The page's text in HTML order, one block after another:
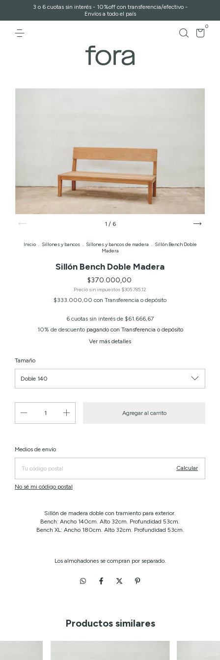
3 o 6 cuotas sin interés - 10%off con transferencia/efectivo -
Envíos a todo el país
0
1 / 6
Inicio . Sillones y bancos . Sillones y bancos de madera . Sillón Bench Doble
Madera
Sillón Bench Doble Madera
$370.000,00
Precio sin impuestos $305.785,12
$333.000,00 con Transferencia o depósito
6 cuotas sin interés de $61.666,67
10% de descuentopagando con Transferencia o depósito
Ver más detalles
Tamaño
Entregas para el CP:
Medios de envío
Calcular
No sé mi código postal
Sillón de madera doble con tramiento para exterior.
Bench: Ancho 140cm. Alto 32cm. Profundidad 53cm.
Bench XL: Ancho 180cm. Alto 32cm. Profundidad 53cm.
Los almohadones se compran por separado.
Productos similares